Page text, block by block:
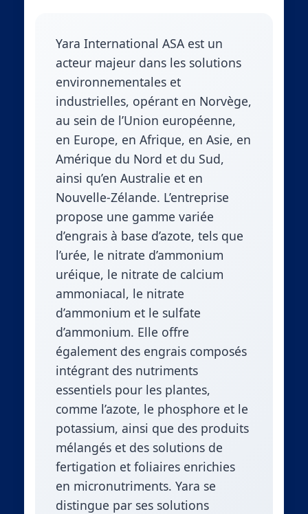
Yara International ASA est un
acteur majeur dans les solutions
environnementales et
industrielles, opérant en Norvège,
au sein de l’Union européenne,
en Europe, en Afrique, en Asie, en
Amérique du Nord et du Sud,
ainsi qu’en Australie et en
Nouvelle-Zélande. L’entreprise
propose une gamme variée
d’engrais à base d’azote, tels que
l’urée, le nitrate d’ammonium
uréique, le nitrate de calcium
ammoniacal, le nitrate
d’ammonium et le sulfate
d’ammonium. Elle offre
également des engrais composés
intégrant des nutriments
essentiels pour les plantes,
comme l’azote, le phosphore et le
potassium, ainsi que des produits
mélangés et des solutions de
fertigation et foliaires enrichies
en micronutriments. Yara se
distingue par ses solutions